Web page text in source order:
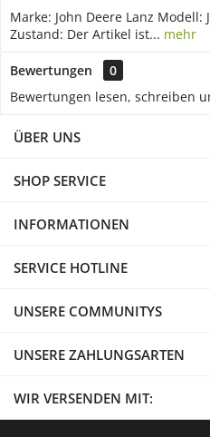
Marke: John Deere Lanz Modell:
Zustand: Der Artikel ist... mehr
Bewertungen
0
Bewertungen lesen, schreiben
ÜBER UNS
SHOP SERVICE
INFORMATIONEN
SERVICE HOTLINE
UNSERE COMMUNITYS
UNSERE ZAHLUNGSARTEN
WIR VERSENDEN MIT: